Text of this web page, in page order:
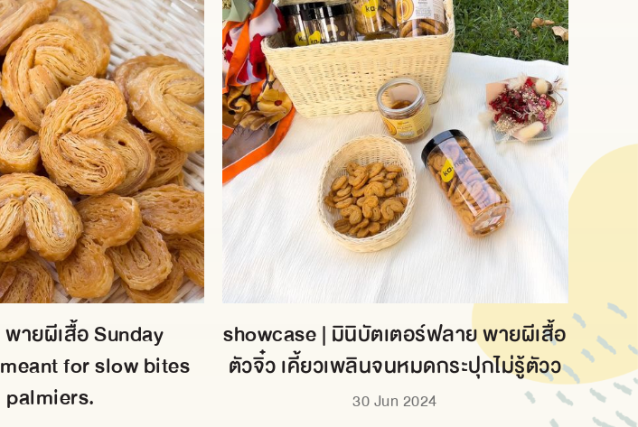
ายผีเสื้อ Sunday
for slow bites
palmiers.
showcase | มินิบัตเตอร์ฟลาย พายผีเสื้อ
ตัวจิ๋ว เคี้ยวเพลินจนหมดกระปุกไม่รู้ตัวว
30 Jun 2024